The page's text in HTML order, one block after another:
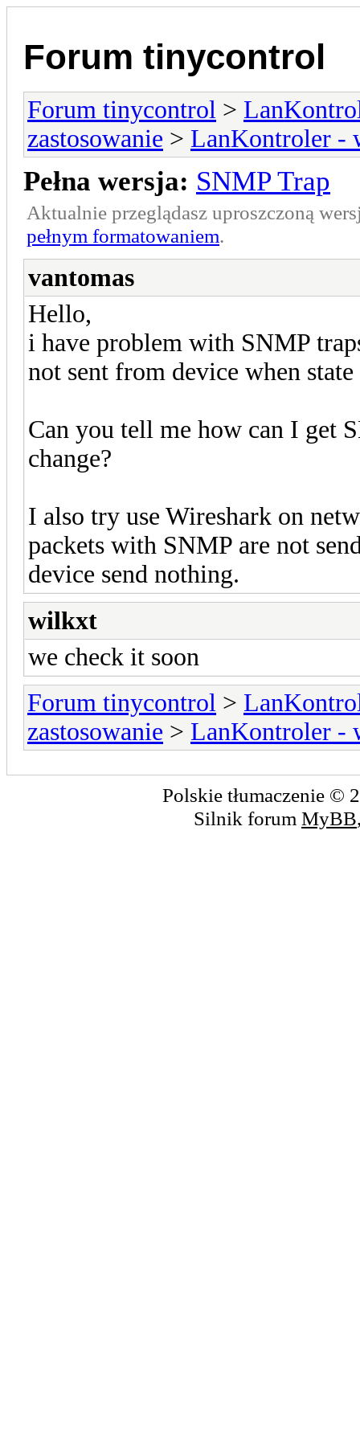
Forum tinycontrol
Forum tinycontrol >
zastosowanie > LanKontroler -
Pełna wersja: SNMP Trap
Aktualnie przeglądasz uproszczoną
pełnym formatowaniem.
vantomas
Hello,
i have problem with SNMP
not sent from device when
Can you tell me how can I get
change?
I also try use Wireshark on
packets with SNMP are not
device send nothing.
wilkxt
we check it soon
Forum tinycontrol >
zastosowanie > LanKontroler -
Polskie tłumaczenie ©
Silnik forum MyBB